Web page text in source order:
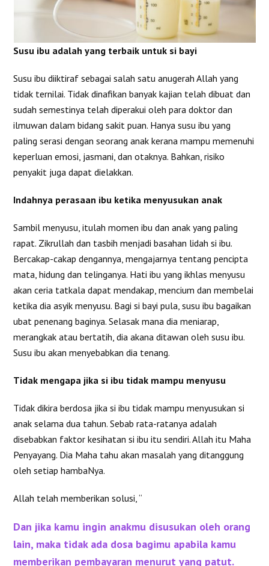
Susu ibu adalah yang terbaik untuk si bayi
Susu ibu diiktiraf sebagai salah satu anugerah Allah yang
tidak ternilai. Tidak dinafikan banyak kajian telah dibuat dan
sudah semestinya telah diperakui oleh para doktor dan
ilmuwan dalam bidang sakit puan. Hanya susu ibu yang
paling serasi dengan seorang anak kerana mampu memenuhi
keperluan emosi, jasmani, dan otaknya. Bahkan, risiko
penyakit juga dapat dielakkan.
Indahnya perasaan ibu ketika menyusukan anak
Sambil menyusu, itulah momen ibu dan anak yang paling
rapat. Zikrullah dan tasbih menjadi basahan lidah si ibu.
Bercakap-cakap dengannya, mengajarnya tentang pencipta
mata, hidung dan telinganya. Hati ibu yang ikhlas menyusu
akan ceria tatkala dapat mendakap, mencium dan membelai
ketika dia asyik menyusu. Bagi si bayi pula, susu ibu bagaikan
ubat penenang baginya. Selasak mana dia meniarap,
merangkak atau bertatih, dia akana ditawan oleh susu ibu.
Susu ibu akan menyebabkan dia tenang.
Tidak mengapa jika si ibu tidak mampu menyusu
Tidak dikira berdosa jika si ibu tidak mampu menyusukan si
anak selama dua tahun. Sebab rata-ratanya adalah
disebabkan faktor kesihatan si ibu itu sendiri. Allah itu Maha
Penyayang. Dia Maha tahu akan masalah yang ditanggung
oleh setiap hambaNya.
Allah telah memberikan solusi, “
Dan jika kamu ingin anakmu disusukan oleh orang
lain, maka tidak ada dosa bagimu apabila kamu
memberikan pembayaran menurut yang patut.